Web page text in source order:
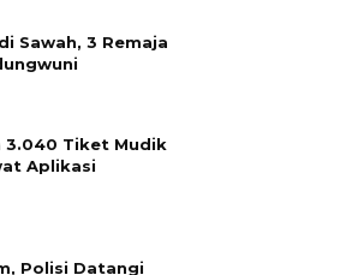
Sawah, 3 Remaja
3.040 Tiket Mudik
Aplikasi
Polisi Datangi